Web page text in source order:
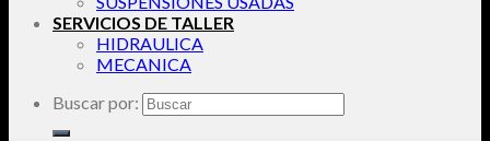
SERVICIOS DE TALLER
HIDRAULICA
MECANICA
Buscar por: